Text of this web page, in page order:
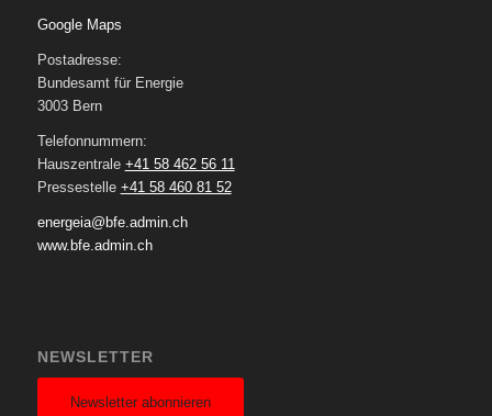
Google Maps
Postadresse:
Bundesamt für Energie
3003 Bern
Telefonnummern:
Hauszentrale +41 58 462 56 11
Pressestelle +41 58 460 81 52
energeia@bfe.admin.ch
www.bfe.admin.ch
NEWSLETTER
Newsletter abonnieren